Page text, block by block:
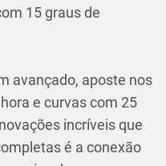
15 graus de
avançado, aposte nos
e curvas com 25
incríveis que
é a conexão